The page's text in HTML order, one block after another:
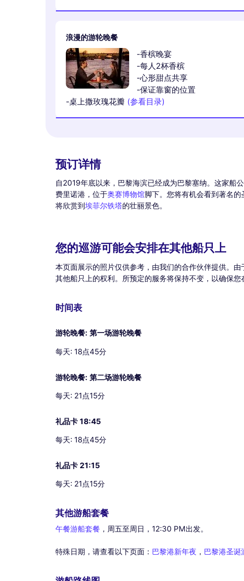
浪漫的游轮晚餐
-香槟晚宴
-每人2杯香槟
-心形甜点共享
-保证靠窗的位置
-桌上撒玫瑰花瓣 (参看目录)
预订详情
自2019年底以来，巴黎海滨已经成为巴黎塞纳。这家船
费里诺港，位于奥赛博物馆脚下。您将有机会看到著名的
将欣赏到 埃菲尔铁塔的壮丽景色。
您的巡游可能会安排在其他船只上
本页面展示的照片仅供参考，由我们的合作伙伴提供。
其他船只上的权利。所预定的服务将保持不变，以确保您
时间表
游轮晚餐: 第一场游轮晚餐
每天: 18点45分
游轮晚餐: 第二场游轮晚餐
每天: 21点15分
礼品卡 18:45
每天: 18点45分
礼品卡 21:15
每天: 21点15分
其他游船套餐
午餐游船套餐 ，周五至周日，12:30 PM出发。
特殊日期，请查看以下页面： 巴黎港新年夜 ， 巴黎港圣诞